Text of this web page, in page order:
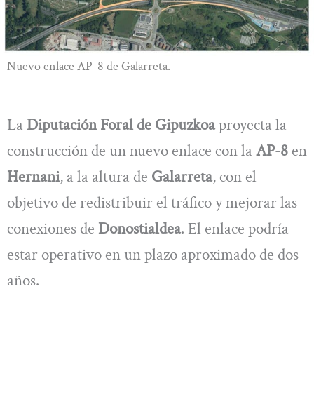
Nuevo enlace AP-8 de Galarreta.
La Diputación Foral de Gipuzkoaproyecta la
construcción de un nuevo enlace con la AP-8 en
Hernani, a la altura de Galarreta, con el
objetivo de redistribuir el tráfico y mejorar las
conexiones de Donostialdea. El enlace podría
estar operativo en un plazo aproximado de dos
años.